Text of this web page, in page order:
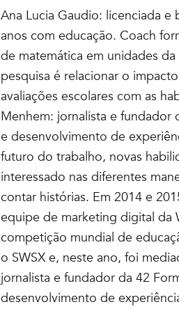
Ana Lucia Gaudio: licenciada e
anos com educação. Coach
de matemática em unidades
pesquisa é relacionar o
avaliações escolares com as
Menhem: jornalista e fundador
e desenvolvimento de
futuro do trabalho, novas
interessado nas diferentes
contar histórias. Em 2014 e
equipe de marketing digital da
competição mundial de
o SWSX e, neste ano, foi
jornalista e fundador da 42
desenvolvimento de